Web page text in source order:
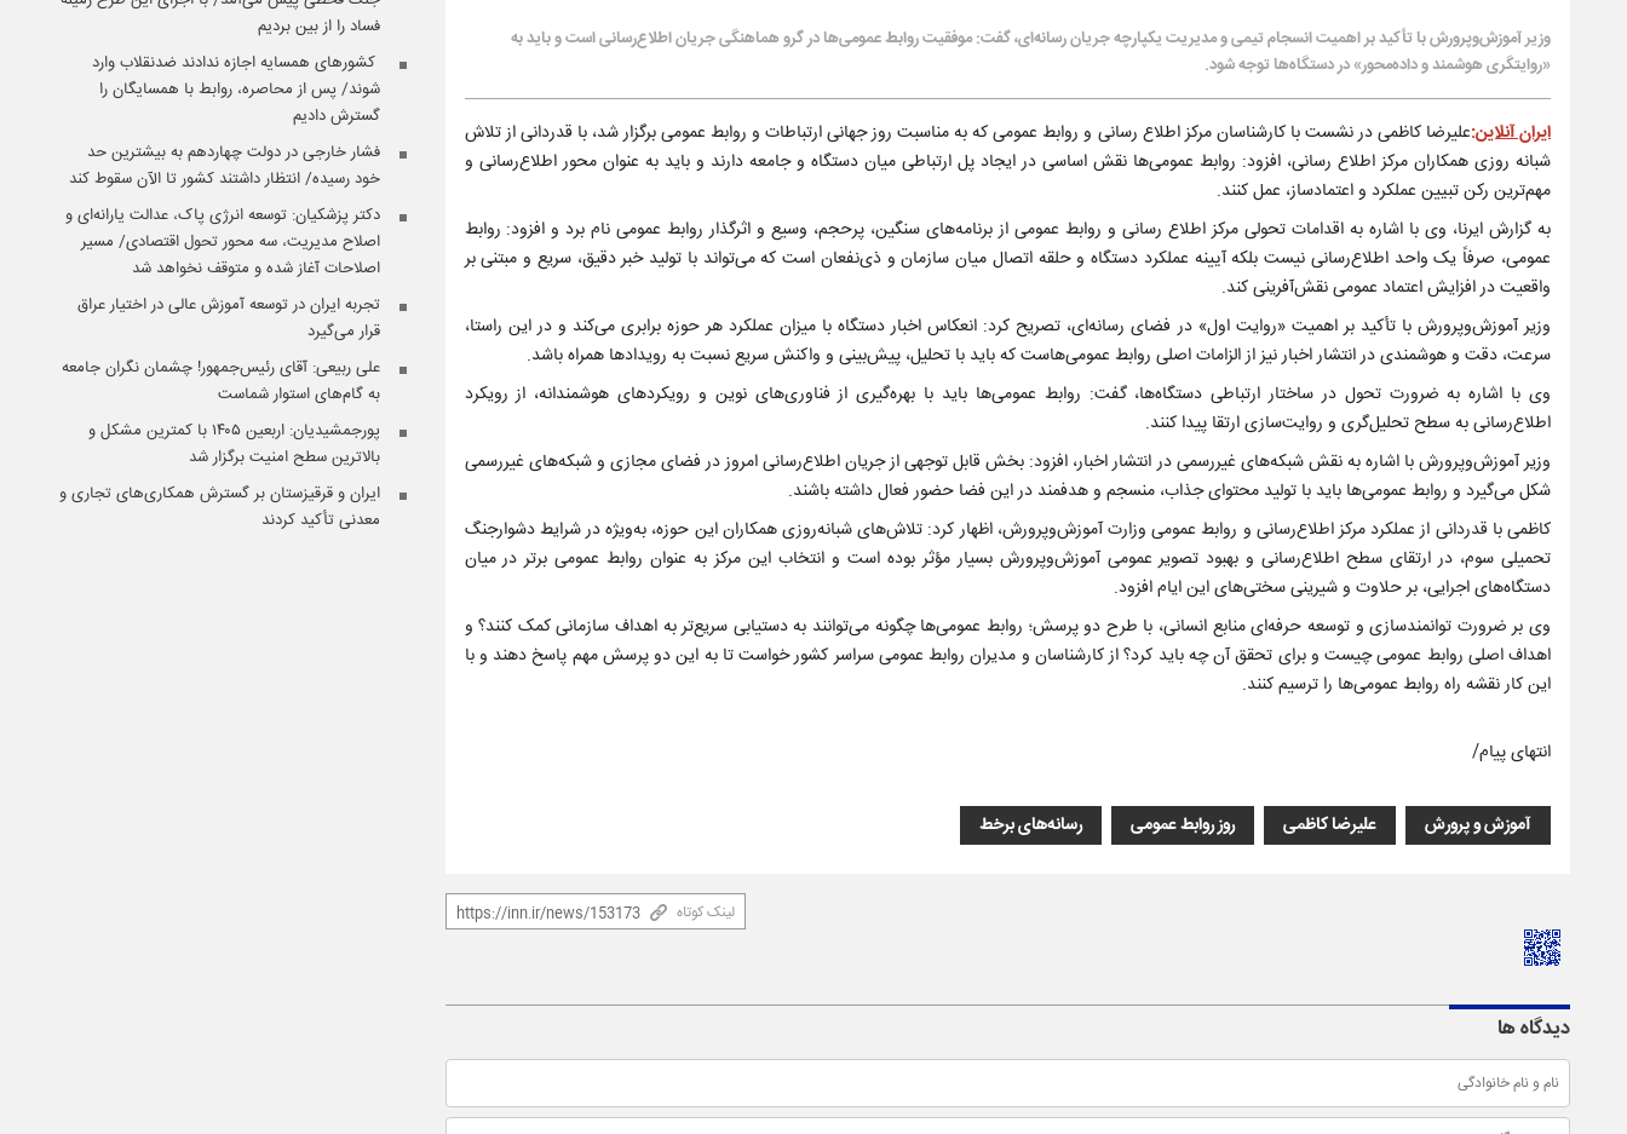
وزیر آموزش‌وپرورش با تأکید بر اهمیت انسجام تیمی و مدیریت یکپارچه جریان رسانه‌ای، گفت: موفقیت روابط عمومی‌ها در گرو هماهنگی جریان اطلاع‌رسانی است و باید به
«روایتگری هوشمند و داده‌محور» در دستگاه‌ها توجه شود.
ایران آنلاین:علیرضا کاظمی در نشست با کارشناسان مرکز اطلاع رسانی و روابط عمومی که به مناسبت روز جهانی ارتباطات و روابط عمومی برگزار شد، با قدردانی از تلاش
شبانه روزی همکاران مرکز اطلاع رسانی، افزود: روابط عمومی‌ها نقش اساسی در ایجاد پل ارتباطی میان دستگاه و جامعه دارند و باید به عنوان محور اطلاع‌رسانی و
مهم‌ترین رکن تبیین عملکرد و اعتمادساز، عمل کنند.
به گزارش ایرنا، وی با اشاره به اقدامات تحولی مرکز اطلاع رسانی و روابط عمومی از برنامه‌های سنگین، پرحجم، وسیع و اثرگذار روابط عمومی نام برد و افزود: روابط
عمومی، صرفاً یک واحد اطلاع‌رسانی نیست بلکه آیینه عملکرد دستگاه و حلقه اتصال میان سازمان و ذی‌نفعان است که می‌تواند با تولید خبر دقیق، سریع و مبتنی بر
واقعیت در افزایش اعتماد عمومی نقش‌آفرینی کند.
وزیر آموزش‌وپرورش با تأکید بر اهمیت «روایت اول» در فضای رسانه‌ای، تصریح کرد: انعکاس اخبار دستگاه با میزان عملکرد هر حوزه برابری می‌کند و در این راستا،
سرعت، دقت و هوشمندی در انتشار اخبار نیز از الزامات اصلی روابط عمومی‌هاست که باید با تحلیل، پیش‌بینی و واکنش سریع نسبت به رویدادها همراه باشد.
وی با اشاره به ضرورت تحول در ساختار ارتباطی دستگاه‌ها، گفت: روابط عمومی‌ها باید با بهره‌گیری از فناوری‌های نوین و رویکردهای هوشمندانه، از رویکرد
اطلاع‌رسانی به سطح تحلیل‌گری و روایت‌سازی ارتقا پیدا کنند.
وزیر آموزش‌وپرورش با اشاره به نقش شبکه‌های غیررسمی در انتشار اخبار، افزود: بخش قابل توجهی از جریان اطلاع‌رسانی امروز در فضای مجازی و شبکه‌های غیررسمی
شکل می‌گیرد و روابط عمومی‌ها باید با تولید محتوای جذاب، منسجم و هدفمند در این فضا حضور فعال داشته باشند.
کاظمی با قدردانی از عملکرد مرکز اطلاع‌رسانی و روابط عمومی وزارت آموزش‌وپرورش، اظهار کرد: تلاش‌های شبانه‌روزی همکاران این حوزه، به‌ویژه در شرایط دشوارجنگ
تحمیلی سوم، در ارتقای سطح اطلاع‌رسانی و بهبود تصویر عمومی آموزش‌وپرورش بسیار مؤثر بوده است و انتخاب این مرکز به عنوان روابط عمومی برتر در میان
دستگاه‌های اجرایی، بر حلاوت و شیرینی سختی‌های این ایام افزود.
وی بر ضرورت توانمندسازی و توسعه حرفه‌ای منابع انسانی، با طرح دو پرسش؛ روابط عمومی‌ها چگونه می‌توانند به دستیابی سریع‌تر به اهداف سازمانی کمک کنند؟ و
اهداف اصلی روابط عمومی چیست و برای تحقق آن چه باید کرد؟ از کارشناسان و مدیران روابط عمومی سراسر کشور خواست تا به این دو پرسش مهم پاسخ دهند و با
این کار نقشه راه روابط عمومی‌ها را ترسیم کنند.
انتهای پیام/
آموزش و پرورش علیرضا کاظمی روز روابط عمومی رسانه‌های برخط
لینک کوتاه
دیدگاه ها
فساد را از بین بردیم
️ کشورهای همسایه اجازه ندادند ضدنقلاب وارد
شوند/ پس از محاصره، روابط با همسایگان را
گسترش دادیم
فشار خارجی در دولت چهاردهم به بیشترین حد
خود رسیده/ انتظار داشتند کشور تا الآن سقوط کند
دکتر پزشکیان: توسعه انرژی پاک، عدالت یارانه‌ای و
اصلاح مدیریت، سه محور تحول اقتصادی/ مسیر
اصلاحات آغاز شده و متوقف نخواهد شد
تجربه ایران در توسعه آموزش عالی در اختیار عراق
قرار می‌گیرد
علی ربیعی: آقای رئیس‌جمهور! چشمان نگران جامعه
به گام‌های استوار شماست
پورجمشیدیان: اربعین ۱۴۰۵ با کمترین مشکل و
بالاترین سطح امنیت برگزار شد
ایران و قرقیزستان بر گسترش همکاری‌های تجاری و
معدنی تأکید کردند